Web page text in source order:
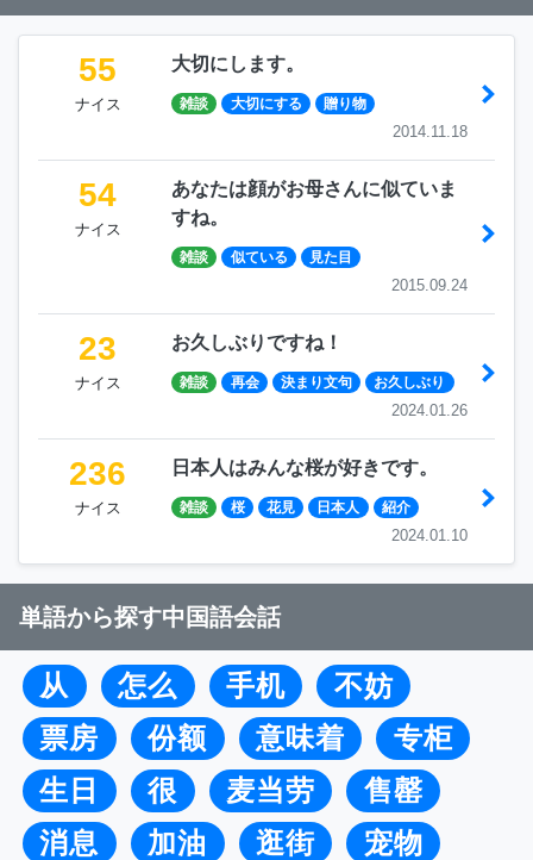
55
ナイス
大切にします。
雑談 大切にする 贈り物
2014.11.18
54
ナイス
あなたは顔がお母さんに似ていま
すね。
雑談 似ている 見た目
2015.09.24
23
ナイス
お久しぶりですね！
雑談 再会 決まり文句 お久しぶり
2024.01.26
236
ナイス
日本人はみんな桜が好きです。
雑談 桜 花見 日本人 紹介
2024.01.10
単語から探す中国語会話
从 怎么 手机
不妨
票房
份额 意味着
专柜
生日
很 麦当劳
售罄
消息
加油 逛街
宠物